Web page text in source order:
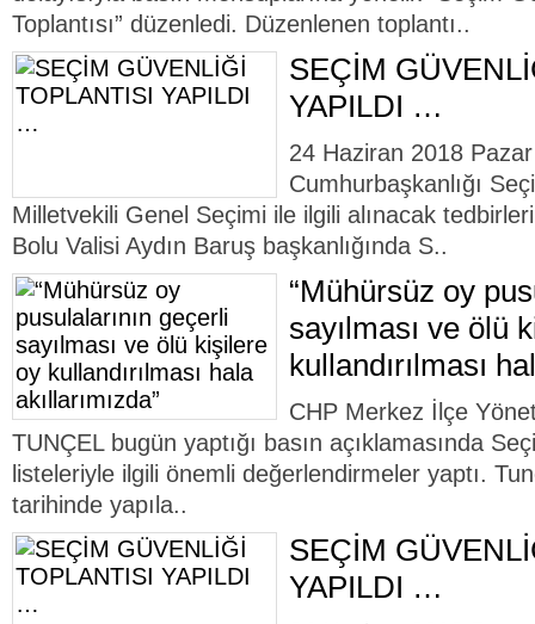
Toplantısı” düzenledi. Düzenlenen toplantı..
SEÇİM
YAPILDI …
24 Haziran 2018
Cumhurbaşkanlığı
Milletvekili Genel Seçimi ile ilgili alınacak
Bolu Valisi Aydın Baruş başkanlığında S..
“Mühürsüz oy
sayılması ve ölü
kullandırılması
CHP Merkez İlçe
TUNÇEL bugün yaptığı basın açıklamasında
listeleriyle ilgili önemli değerlendirmeler yaptı.
tarihinde yapıla..
SEÇİM
YAPILDI …